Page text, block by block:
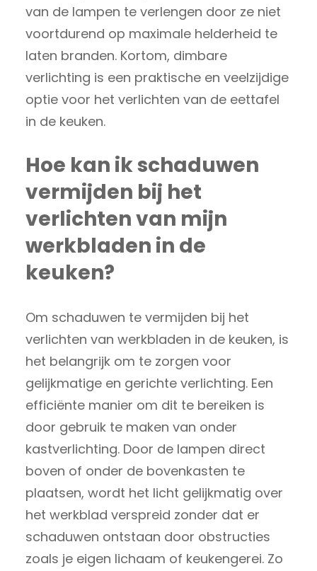
van de lampen te verlengen door ze niet
voortdurend op maximale helderheid te
laten branden. Kortom, dimbare
verlichting is een praktische en veelzijdige
optie voor het verlichten van de eettafel
in de keuken.
Hoe kan ik schaduwen
vermijden bij het
verlichten van mijn
werkbladen in de
keuken?
Om schaduwen te vermijden bij het
verlichten van werkbladen in de keuken, is
het belangrijk om te zorgen voor
gelijkmatige en gerichte verlichting. Een
efficiënte manier om dit te bereiken is
door gebruik te maken van onder
kastverlichting. Door de lampen direct
boven of onder de bovenkasten te
plaatsen, wordt het licht gelijkmatig over
het werkblad verspreid zonder dat er
schaduwen ontstaan door obstructies
zoals je eigen lichaam of keukengerei. Zo